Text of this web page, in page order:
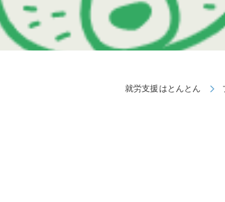
就労支援はとんとん